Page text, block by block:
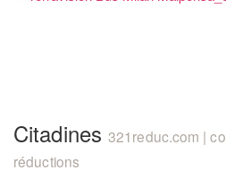
Citadines 321reduc.com |
réductions